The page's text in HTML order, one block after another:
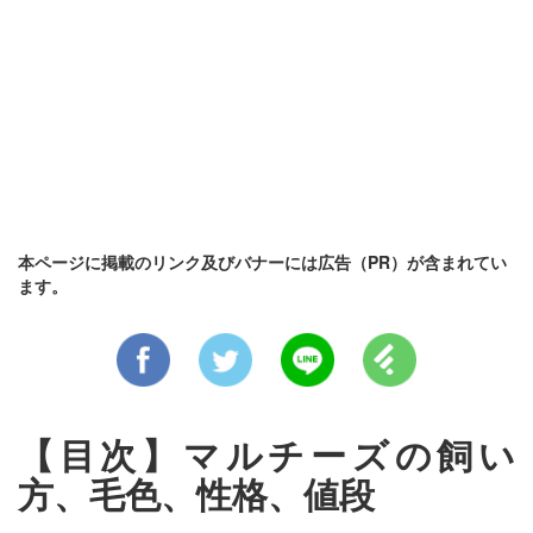
本ページに掲載のリンク及びバナーには広告（PR）が含まれてい
ます。
【目次】マルチーズの飼い
方、毛色、性格、値段